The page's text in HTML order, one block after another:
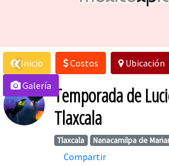
Inicio Costos Ubicación
Galería Temporada de
Tlaxcala
Tlaxcala Nanacamilpa de
Compartir